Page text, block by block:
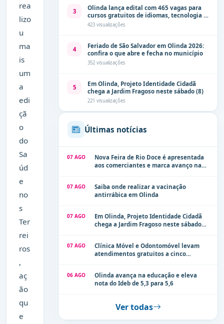
rea
lizo
u
ma
is
um
a
edi
çã
o
do
Sa
úd
e
no
s
Ter
rei
ros
,
aç
ão
qu
e
3
Olinda lança edital com 465 vagas para
cursos gratuitos de idiomas, tecnologia e
comunicação
423 visualizações
4
Feriado de São Salvador em Olinda 2026:
confira o que abre e fecha no município
352 visualizações
5
Em Olinda, Projeto Identidade Cidadã
chega a Jardim Fragoso neste sábado (8)
221 visualizações
Últimas notícias
07 AGO
Nova Feira de Rio Doce é apresentada
aos comerciantes e marca avanço na
07 AGO
Saiba onde realizar a vacinação
antirrábica em Olinda
07 AGO
Em Olinda, Projeto Identidade Cidadã
chega a Jardim Fragoso neste sábado
07 AGO
Clínica Móvel e Odontomóvel levam
atendimentos gratuitos a cinco
06 AGO
Olinda avança na educação e eleva
nota do Ideb de 5,3 para 5,6
Ver todas